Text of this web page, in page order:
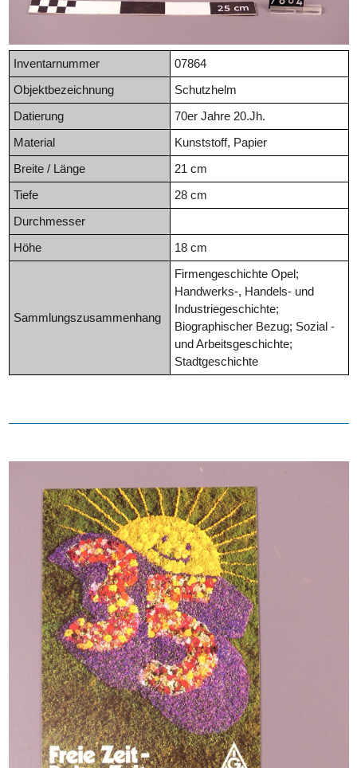
Inventarnummer 07864
Objektbezeichnung Schutzhelm
Datierung 70er Jahre 20.Jh.
Material Kunststoff, Papier
Breite / Länge 21 cm
Tiefe 28 cm
Durchmesser
Höhe 18 cm
Sammlungszusammenhang
Firmengeschichte Opel;
Handwerks-, Handels- und
Industriegeschichte;
Biographischer Bezug; Sozial -
und Arbeitsgeschichte;
Stadtgeschichte